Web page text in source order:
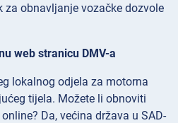
za obnavljanje vozačke dozvole
web stranicu DMV-a
lokalnog odjela za motorna
tijela. Možete li obnoviti
Da, većina država u SAD-